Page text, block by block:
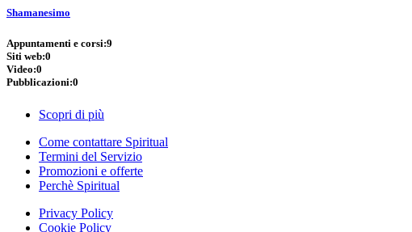
Shamanesimo
Appuntamenti e corsi:9
Siti web:0
Video:0
Pubblicazioni:0
Scopri di più
Come contattare Spiritual
Termini del Servizio
Promozioni e offerte
Perchè Spiritual
Privacy Policy
Cookie Policy